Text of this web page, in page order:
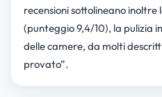
recensioni sottolineano inoltre
(punteggio 9,4/10), la pulizia
delle camere, da molti
provato”.